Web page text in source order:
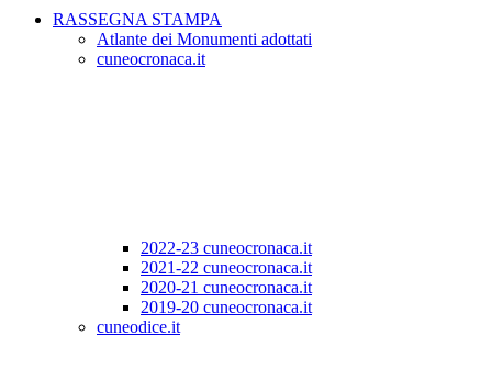
RASSEGNA STAMPA
Atlante dei Monumenti adottati
cuneocronaca.it
2022-23 cuneocronaca.it
2021-22 cuneocronaca.it
2020-21 cuneocronaca.it
2019-20 cuneocronaca.it
cuneodice.it